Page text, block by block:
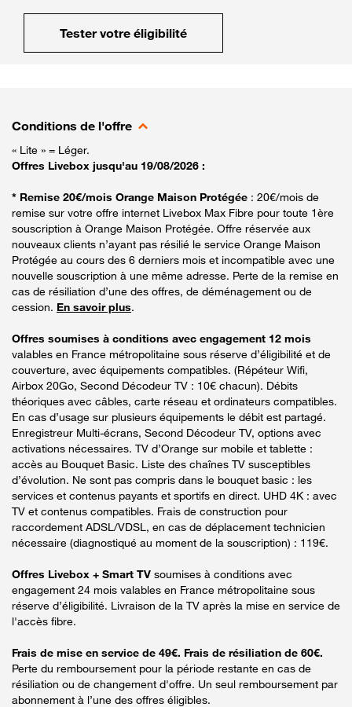
Tester votre éligibilité
Conditions de l'offre
« Lite » = Léger.
Offres Livebox jusqu'au 19/08/2026 :
* Remise 20€/mois Orange Maison Protégée : 20€/mois de
remise sur votre offre internet Livebox Max Fibre pour toute 1ère
souscription à Orange Maison Protégée. Offre réservée aux
nouveaux clients n’ayant pas résilié le service Orange Maison
Protégée au cours des 6 derniers mois et incompatible avec une
nouvelle souscription à une même adresse. Perte de la remise en
cas de résiliation d’une des offres, de déménagement ou de
cession. En savoir plus.
Offres soumises à conditions avec engagement 12 mois
valables en France métropolitaine sous réserve d’éligibilité et de
couverture, avec équipements compatibles. (Répéteur Wifi,
Airbox 20Go, Second Décodeur TV : 10€ chacun). Débits
théoriques avec câbles, carte réseau et ordinateurs compatibles.
En cas d’usage sur plusieurs équipements le débit est partagé.
Enregistreur Multi-écrans, Second Décodeur TV, options avec
activations nécessaires. TV d’Orange sur mobile et tablette :
accès au Bouquet Basic. Liste des chaînes TV susceptibles
d’évolution. Ne sont pas compris dans le bouquet basic : les
services et contenus payants et sportifs en direct. UHD 4K : avec
TV et contenus compatibles. Frais de construction pour
raccordement ADSL/VDSL, en cas de déplacement technicien
nécessaire (diagnostiqué au moment de la souscription) : 119€.
Offres Livebox + Smart TV soumises à conditions avec
engagement 24 mois valables en France métropolitaine sous
réserve d’éligibilité. Livraison de la TV après la mise en service de
l'accès fibre.
Frais de mise en service de 49€. Frais de résiliation de 60€.
Perte du remboursement pour la période restante en cas de
résiliation ou de changement d'offre. Un seul remboursement par
abonnement à l’une des offres éligibles.